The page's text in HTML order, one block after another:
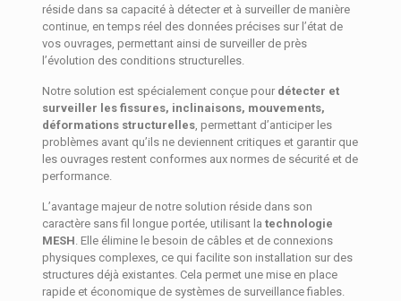
réside dans sa capacité à détecter et à surveiller de manière
continue, en temps réel des données précises sur l’état de
vos ouvrages, permettant ainsi de surveiller de près
l’évolution des conditions structurelles.
Notre solution est spécialement conçue pour détecter et
surveiller les fissures, inclinaisons, mouvements,
déformations structurelles, permettant d’anticiper les
problèmes avant qu’ils ne deviennent critiques et garantir que
les ouvrages restent conformes aux normes de sécurité et de
performance.
L’avantage majeur de notre solution réside dans son
caractère sans fil longue portée, utilisant la technologie
MESH . Elle élimine le besoin de câbles et de connexions
physiques complexes, ce qui facilite son installation sur des
structures déjà existantes. Cela permet une mise en place
rapide et économique de systèmes de surveillance fiables.